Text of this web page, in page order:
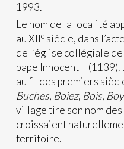
1993.
Le nom de la localité
au XIIe siècle, dans
de l’église collégiale
pape Innocent II (1139).
au fil des premiers
Buches, Boiez, Bois,
village tire son nom des
croissaient
territoire.